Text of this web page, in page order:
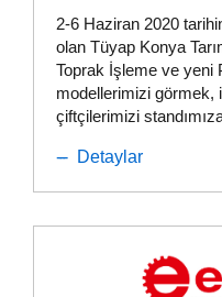
2-6 Haziran 2020
olan Tüyap Konya
Toprak İşleme ve yeni
modellerimizi görmek,
çiftçilerimizi
Detaylar